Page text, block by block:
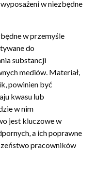
w niezbędne
w przemyśle
do
substancji
mediów. Materiał,
powinien być
kwasu lub
w nim
jest kluczowe w
a ich poprawne
pracowników